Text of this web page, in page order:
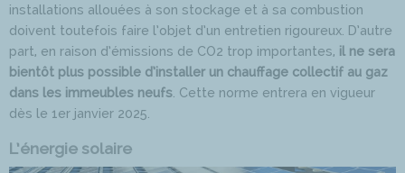
installations allouées à son stockage et à sa combustion
doivent toutefois faire l’objet d’un entretien rigoureux. D’autre
part, en raison d’émissions de CO2 trop importantes, il ne sera
bientôt plus possible d’installer un chauffage collectif au gaz
dans les immeubles neufs . Cette norme entrera en vigueur
dès le 1er janvier 2025.
L’énergie solaire